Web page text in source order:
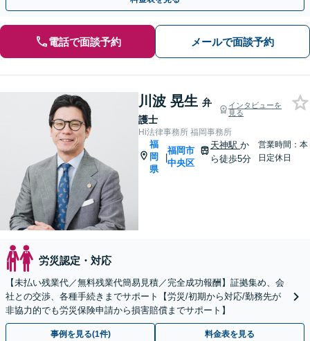
電話で面談予約 メールで面談予約
川波 晃生 弁
護士
インタビューを
見る
Hi法律事務所 福岡事務所
福
岡
県
|
福岡市
中央区
天神駅 か
ら徒歩5分
営業時間：本
日定休日
労災認定・対応
【未払い残業代／無料残業代簡易見積／完全成功報酬】証拠集め、会
社との交渉、各種手続きまでサポート【労災/初期から対応/勤務先が
非協力的でも労災保険申請から損害賠償までサポート】
事例を見る(1件) 料金表を見る